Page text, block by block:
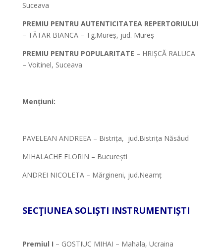
Suceava
PREMIU PENTRU AUTENTICITATEA REPERTORIULUI
– TĂTAR BIANCA – Tg.Mureș, jud. Mureș
PREMIU PENTRU POPULARITATE – HRIȘCĂ RALUCA
– Voitinel, Suceava
Mențiuni:
PAVELEAN ANDREEA – Bistrița, jud.Bistrița Năsăud
MIHALACHE FLORIN – București
ANDREI NICOLETA – Mărgineni, jud.Neamț
SECŢIUNEA SOLIȘTI INSTRUMENTIȘTI
Premiul I – GOSTIUC MIHAI – Mahala, Ucraina